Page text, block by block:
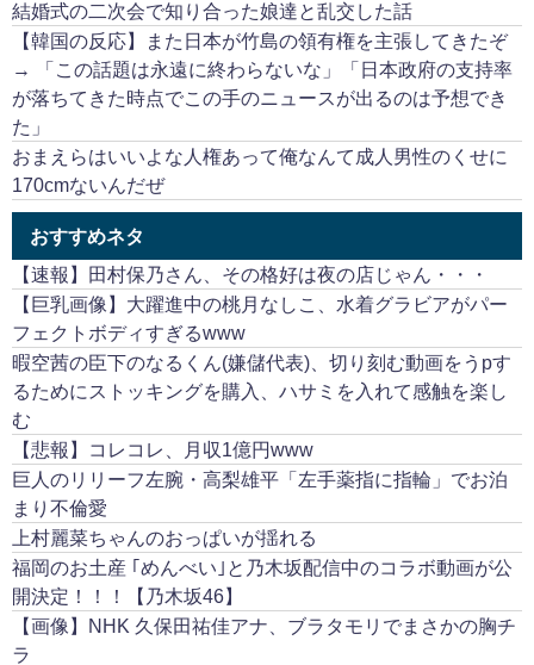
結婚式の二次会で知り合った娘達と乱交した話
【韓国の反応】また日本が竹島の領有権を主張してきたぞ
→ 「この話題は永遠に終わらないな」「日本政府の支持率
が落ちてきた時点でこの手のニュースが出るのは予想でき
た」
おまえらはいいよな人権あって俺なんて成人男性のくせに
170cmないんだぜ
おすすめネタ
【速報】田村保乃さん、その格好は夜の店じゃん・・・
【巨乳画像】大躍進中の桃月なしこ、水着グラビアがパー
フェクトボディすぎるwww
暇空茜の臣下のなるくん(嫌儲代表)、切り刻む動画をうpす
るためにストッキングを購入、ハサミを入れて感触を楽し
む
【悲報】コレコレ、月収1億円www
巨人のリリーフ左腕・高梨雄平「左手薬指に指輪」でお泊
まり不倫愛
上村麗菜ちゃんのおっぱいが揺れる
福岡のお土産 ｢めんべい｣と乃木坂配信中のコラボ動画が公
開決定！！！【乃木坂46】
【画像】NHK 久保田祐佳アナ、ブラタモリでまさかの胸チ
ラ